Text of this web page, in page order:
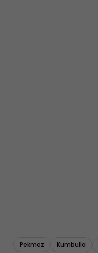
Pekmez Kumbulla